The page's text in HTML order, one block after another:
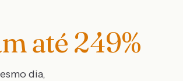
até 249%
dia,